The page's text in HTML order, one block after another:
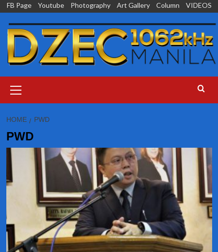
Skip
content
FB Page Youtube Photography Art Gallery Column VIDEOS
Menu
HOME PWD
PWD